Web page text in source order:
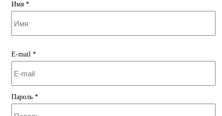
Имя *
E-mail *
Пароль *